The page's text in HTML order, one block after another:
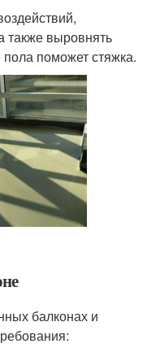
также выровнять
поможет стяжка.
балконах и